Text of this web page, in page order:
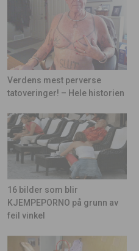
Verdens mest perverse
tatoveringer! – Hele historien
16 bilder som blir
KJEMPEPORNO på grunn av
feil vinkel